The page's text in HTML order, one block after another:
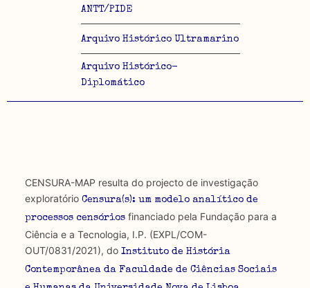
ANTT/PIDE
Arquivo Histórico Ultramarino
Arquivo Histórico-
Diplomático
CENSURA-MAP resulta do projecto de investigação
exploratório Censura(s): um modelo analítico de
processos censóriosfinanciado pela Fundação para a
Ciência e a Tecnologia, I.P. (EXPL/COM-
OUT/0831/2021), do Instituto de História
Contemporânea da Faculdade de Ciências Sociais